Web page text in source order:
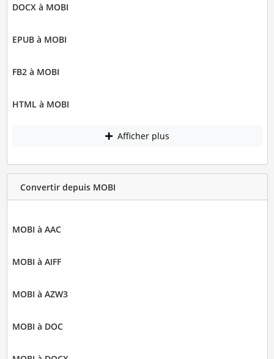
DOCX à MOBI
EPUB à MOBI
FB2 à MOBI
HTML à MOBI
Afficher plus
Convertir depuis MOBI
MOBI à AAC
MOBI à AIFF
MOBI à AZW3
MOBI à DOC